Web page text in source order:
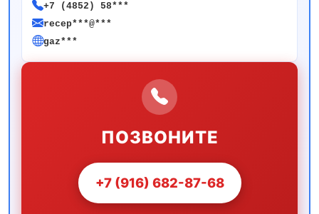
+7 (4852) 58***
recep***@***
gaz***
ПОЗВОНИТЕ
+7 (916) 682-87-68